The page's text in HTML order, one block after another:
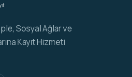
Sosyal Ağlar ve
Kayıt Hizmeti